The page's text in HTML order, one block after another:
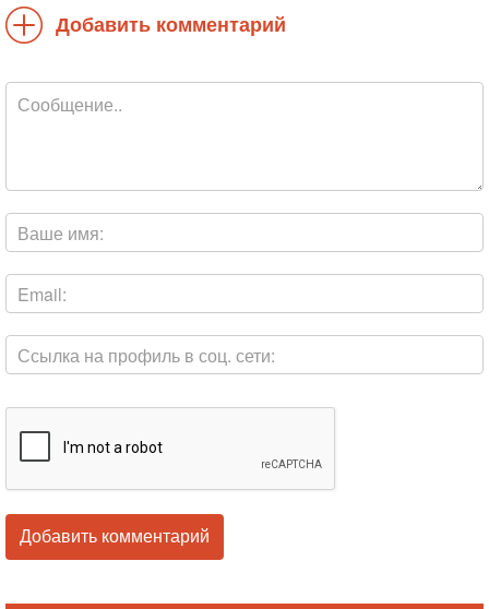
Добавить комментарий